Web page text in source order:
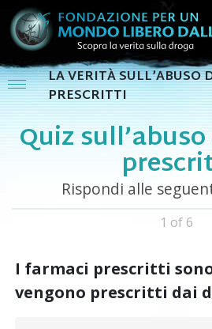
LA VERITÀ SULL’ABUSO
PRESCRITTI
Quiz
Rispondi alle
1 of 6
I farmaci prescritti
vengono prescritti dai